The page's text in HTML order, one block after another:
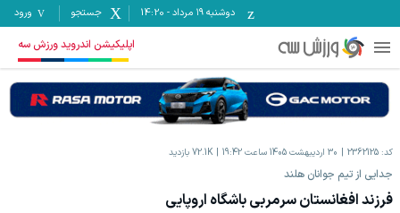
دوشنبه ۱۹ مرداد -
14:20 جستجو ورود
اپلیکیشن اندروید ورزش سه
کد: 2362125 30 اردیبهشت 1405 ساعت 19:42 72.1K بازدید
جدایی از تیم جوانان هلند
فرزند افغانستان سرمربی باشگاه اروپایی